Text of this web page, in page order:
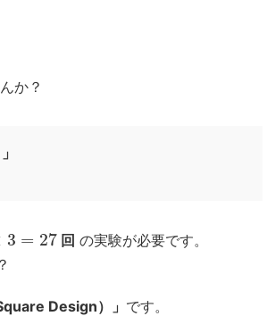
か？
回 の実験が必要です。
Design）」 です。